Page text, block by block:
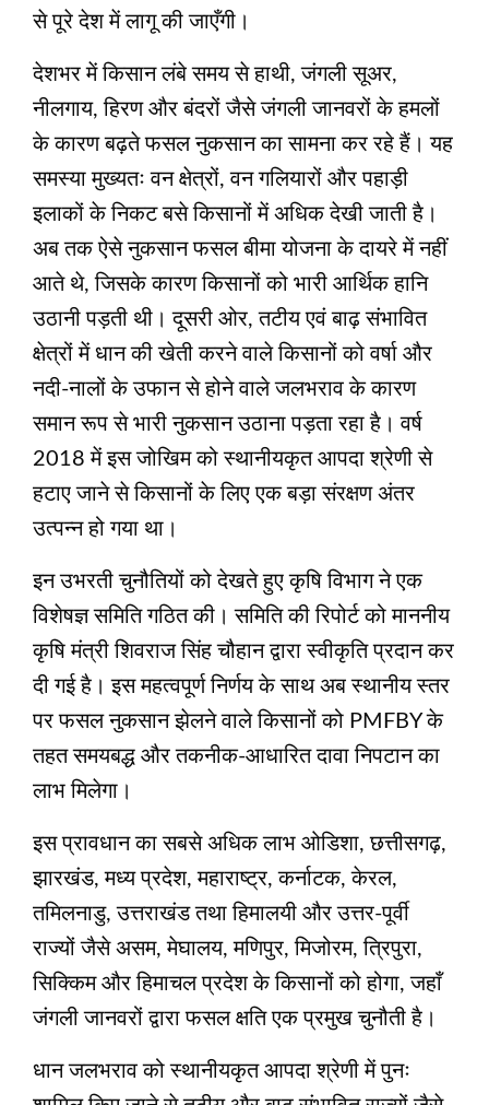
से पूरे देश में लागू की जाएँगी।
देशभर में किसान लंबे समय से हाथी, जंगली सूअर,
नीलगाय, हिरण और बंदरों जैसे जंगली जानवरों के हमलों
के कारण बढ़ते फसल नुकसान का सामना कर रहे हैं। यह
समस्या मुख्यतः वन क्षेत्रों, वन गलियारों और पहाड़ी
इलाकों के निकट बसे किसानों में अधिक देखी जाती है।
अब तक ऐसे नुकसान फसल बीमा योजना के दायरे में नहीं
आते थे, जिसके कारण किसानों को भारी आर्थिक हानि
उठानी पड़ती थी। दूसरी ओर, तटीय एवं बाढ़ संभावित
क्षेत्रों में धान की खेती करने वाले किसानों को वर्षा और
नदी-नालों के उफान से होने वाले जलभराव के कारण
समान रूप से भारी नुकसान उठाना पड़ता रहा है। वर्ष
2018 में इस जोखिम को स्थानीयकृत आपदा श्रेणी से
हटाए जाने से किसानों के लिए एक बड़ा संरक्षण अंतर
उत्पन्न हो गया था।
इन उभरती चुनौतियों को देखते हुए कृषि विभाग ने एक
विशेषज्ञ समिति गठित की। समिति की रिपोर्ट को माननीय
कृषि मंत्री शिवराज सिंह चौहान द्वारा स्वीकृति प्रदान कर
दी गई है। इस महत्वपूर्ण निर्णय के साथ अब स्थानीय स्तर
पर फसल नुकसान झेलने वाले किसानों को PMFBY के
तहत समयबद्ध और तकनीक-आधारित दावा निपटान का
लाभ मिलेगा।
इस प्रावधान का सबसे अधिक लाभ ओडिशा, छत्तीसगढ़,
झारखंड, मध्य प्रदेश, महाराष्ट्र, कर्नाटक, केरल,
तमिलनाडु, उत्तराखंड तथा हिमालयी और उत्तर-पूर्वी
राज्यों जैसे असम, मेघालय, मणिपुर, मिजोरम, त्रिपुरा,
सिक्किम और हिमाचल प्रदेश के किसानों को होगा, जहाँ
जंगली जानवरों द्वारा फसल क्षति एक प्रमुख चुनौती है।
धान जलभराव को स्थानीयकृत आपदा श्रेणी में पुनः